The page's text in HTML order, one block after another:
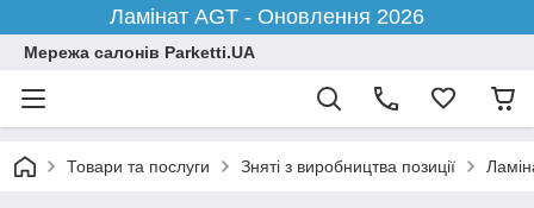
Ламінат AGT - Оновлення 2026
Мережа салонів Parketti.UA
Товари та послуги Зняті з виробництва позиції